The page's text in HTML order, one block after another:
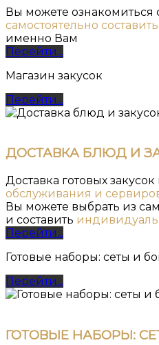
Вы можете
самостоятельно
именно Вам
Перейти...
Магазин закусок
Перейти...
ДОСТАВКА БЛЮД И
Доставка готовых
обслуживания и
Вы можете выбрать из
и составить
Перейти...
Готовые наборы: сеты и
Перейти...
ГОТОВЫЕ НАБОРЫ: